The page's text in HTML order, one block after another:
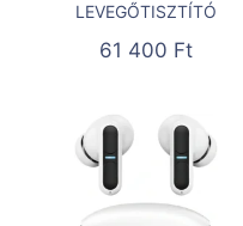
LEVEGŐTISZTÍTÓ
61 400 Ft